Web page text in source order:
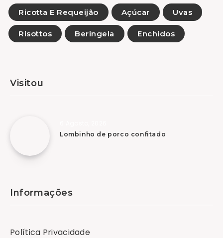
Ricotta E Requeijão Açúcar Uvas
Risottos Beringela Enchidos
Visitou
Lombinho de porco confitado
Informações
Política Privacidade